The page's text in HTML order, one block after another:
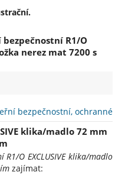
R1/O
nerez mat 7200 s
bezpečnostní, ochranné
klika/madlo 72 mm
R1/O EXCLUSIVE klika/madlo
zajímat: